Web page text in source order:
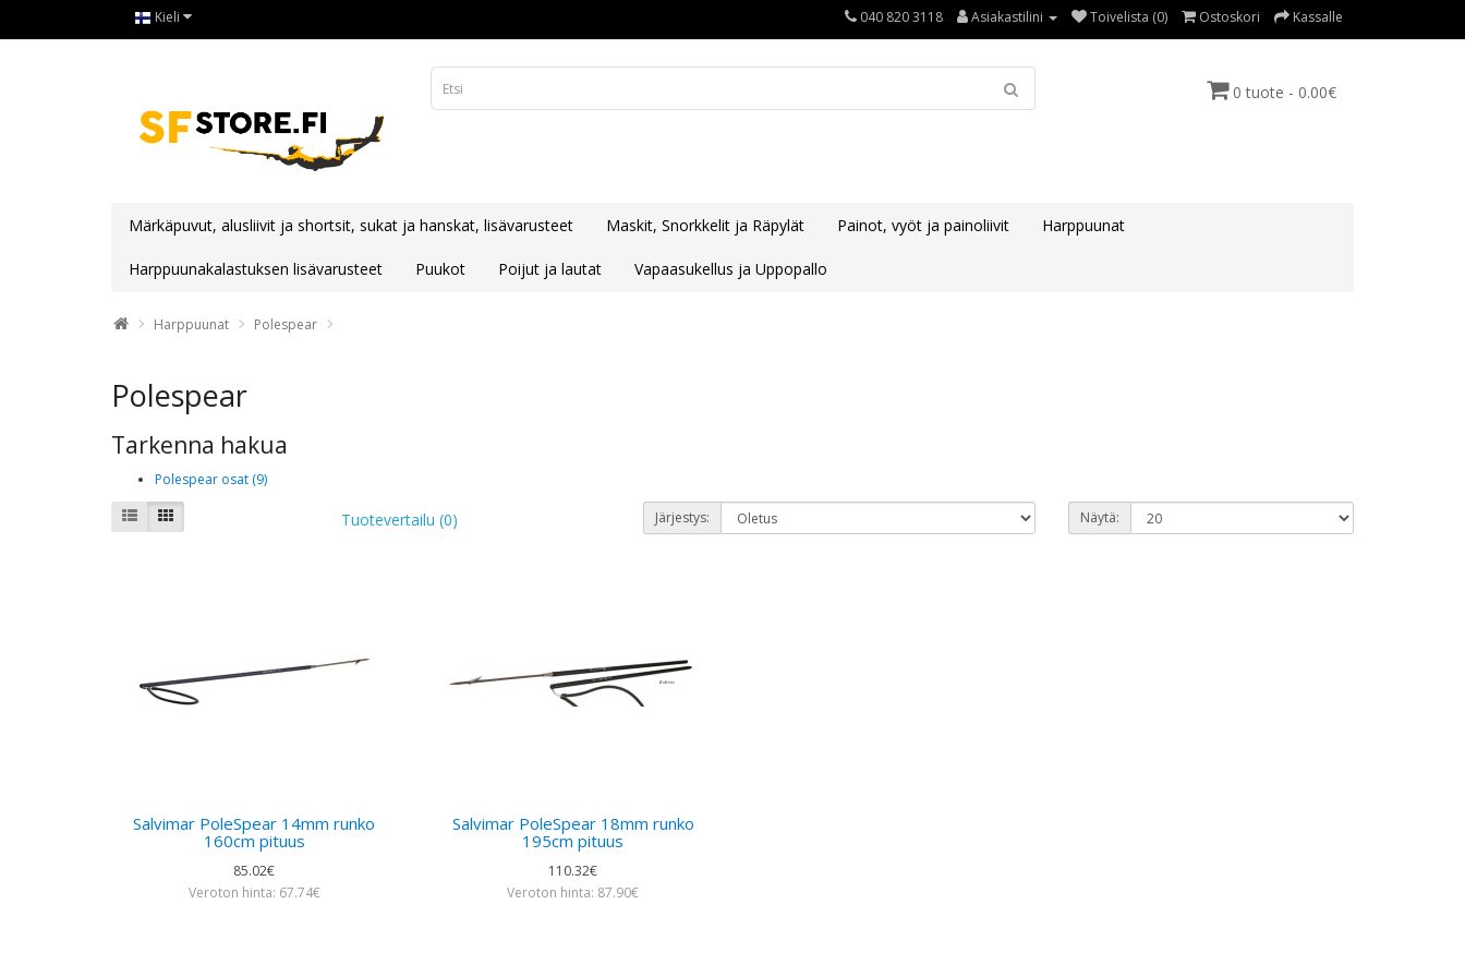
Kieli 040 820 3118 Asiakastilini Toivelista (0) Ostoskori Kassalle
0 tuote - 0.00€
Märkäpuvut, alusliivit ja shortsit, sukat ja hanskat, lisävarusteet Maskit, Snorkkelit ja Räpylät Painot, vyöt ja painoliivit Harppuunat
Harppuunakalastuksen lisävarusteet Puukot Poijut ja lautat Vapaasukellus ja Uppopallo
Harppuunat Polespear
Polespear
Tarkenna hakua
Polespear osat (9)
Tuotevertailu (0) Järjestys: Näytä:
Salvimar PoleSpear 14mm runko
160cm pituus
85.02€
Veroton hinta: 67.74€
Salvimar PoleSpear 18mm runko
195cm pituus
110.32€
Veroton hinta: 87.90€